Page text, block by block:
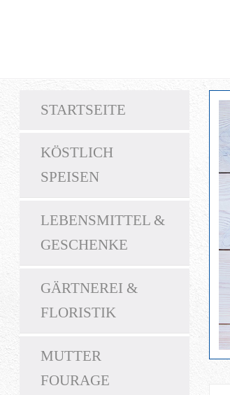
STARTSEITE
KÖSTLICH
SPEISEN
LEBENSMITTEL &
GESCHENKE
GÄRTNEREI &
FLORISTIK
MUTTER
FOURAGE